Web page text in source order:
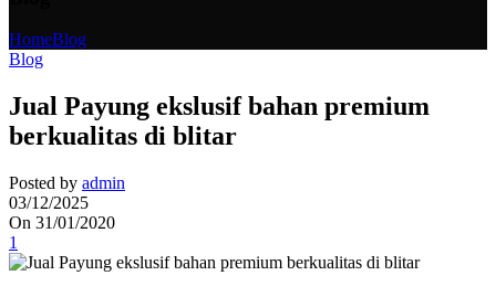
HomeBlog
Blog
Jual Payung ekslusif bahan premium
berkualitas di blitar
Posted by admin
03/12/2025
On 31/01/2020
1